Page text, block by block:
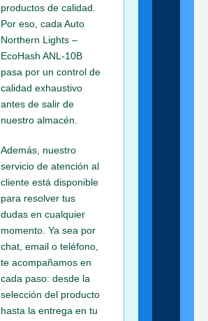
productos de calidad.
Por eso, cada Auto
Northern Lights –
EcoHash ANL-10B
pasa por un control de
calidad exhaustivo
antes de salir de
nuestro almacén.
Además, nuestro
servicio de atención al
cliente está disponible
para resolver tus
dudas en cualquier
momento. Ya sea por
chat, email o teléfono,
te acompañamos en
cada paso: desde la
selección del producto
hasta la entrega en tu